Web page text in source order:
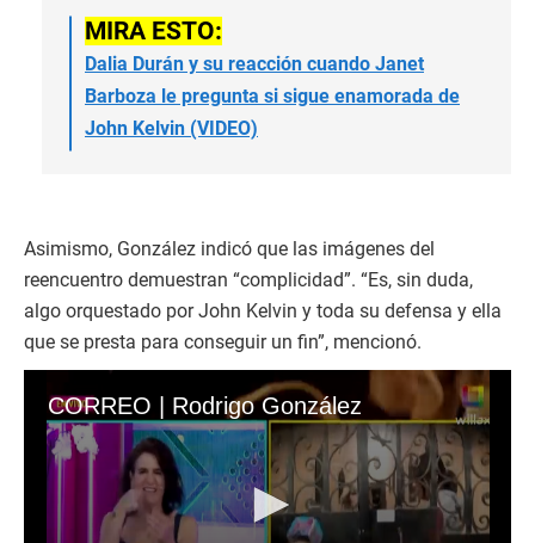
MIRA ESTO:
Dalia Durán y su reacción cuando Janet
Barboza le pregunta si sigue enamorada de
John Kelvin (VIDEO)
Asimismo, González indicó que las imágenes del
reencuentro demuestran “complicidad”. “Es, sin duda,
algo orquestado por John Kelvin y toda su defensa y ella
que se presta para conseguir un fin”, mencionó.
CORREO | Rodrigo González